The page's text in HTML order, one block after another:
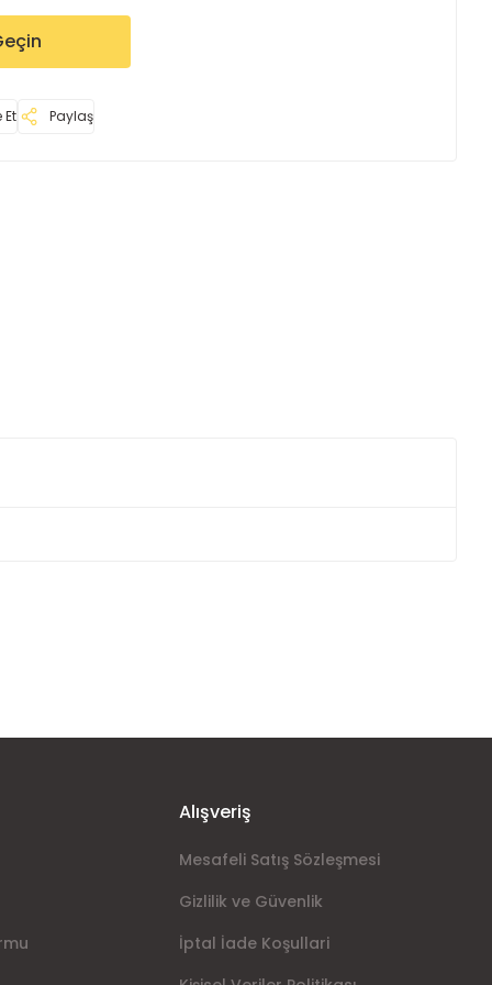
Et Paylaş
Alışveriş
Mesafeli Satış Sözleşmesi
Gizlilik ve Güvenlik
İptal İade Koşullari